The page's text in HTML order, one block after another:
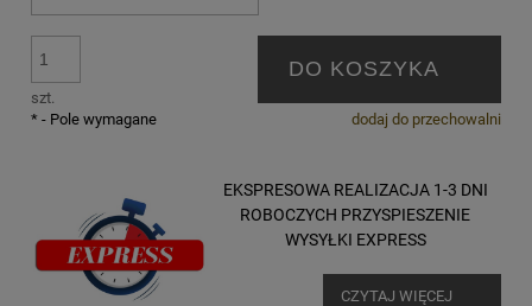
szt.
DO KOSZYKA
dodaj do przechowalni
* - Pole wymagane
EKSPRESOWA REALIZACJA 1-3 DNI
ROBOCZYCH PRZYSPIESZENIE
WYSYŁKI EXPRESS
CZYTAJ WIĘCEJ